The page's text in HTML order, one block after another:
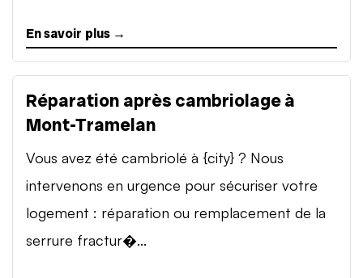
En savoir plus →
Réparation après cambriolage à
Mont-Tramelan
Vous avez été cambriolé à {city} ? Nous
intervenons en urgence pour sécuriser votre
logement : réparation ou remplacement de la
serrure fractur�...